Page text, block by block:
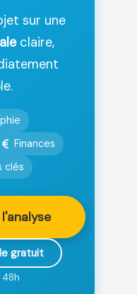
sur une
claire,
Finances
clés
gratuit
48h